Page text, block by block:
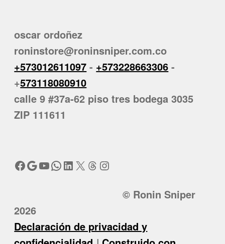
oscar ordoñez
roninstore@roninsniper.com.co
+573012611097 - +573228663306 -
+573118080910
calle 9 #37a-62 piso tres bodega 3035
ZIP 111611
Facebook
Google
YouTube
WhatsApp
LinkedIn
X Threads
Instagram
© Ronin Sniper
2026
Declaración de privacidad y